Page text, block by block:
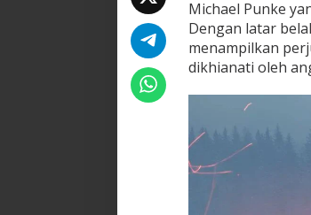
Michael Punke
Dengan latar
menampilkan
dikhianati oleh